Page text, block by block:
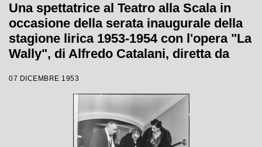
Una spettatrice al Teatro alla Scala in
occasione della serata inaugurale della
stagione lirica 1953-1954 con l'opera "La
Wally", di Alfredo Catalani, diretta da
Tatiana Pavlova
07 DICEMBRE 1953